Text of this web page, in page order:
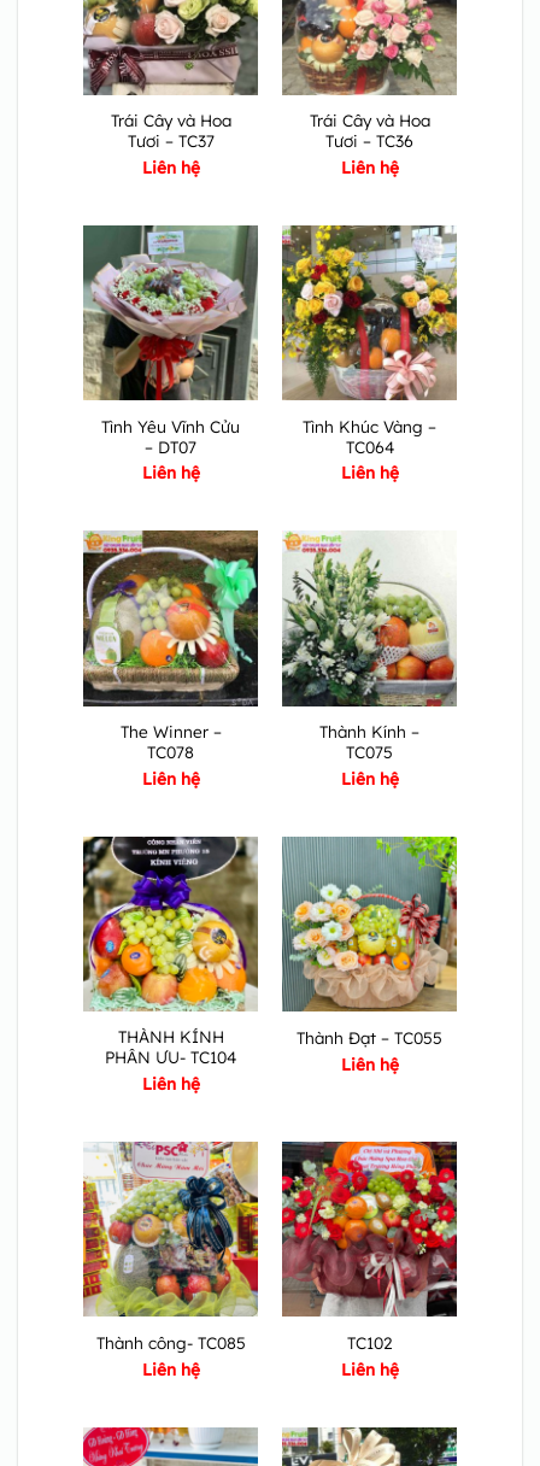
Trái Cây và Hoa
Tươi – TC37
Liên hệ
Trái Cây và Hoa
Tươi – TC36
Liên hệ
Tình Yêu Vĩnh Cửu
– DT07
Liên hệ
Tình Khúc Vàng –
TC064
Liên hệ
The Winner –
TC078
Liên hệ
Thành Kính –
TC075
Liên hệ
THÀNH KÍNH
PHÂN ƯU- TC104
Liên hệ
Thành Đạt – TC055
Liên hệ
Thành công- TC085
Liên hệ
TC102
Liên hệ